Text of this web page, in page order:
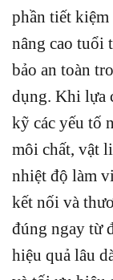
phần tiết
nâng cao tuổi
bảo an toàn
dụng. Khi lựa
kỹ các yếu tố
môi chất, vật
nhiệt độ làm
kết nối và
đúng ngay từ
hiệu quả lâu